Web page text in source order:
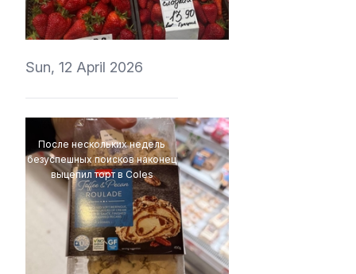
ValeryVino
Sun, 12 April 2026
После нескольких недель
безуспешных поисков наконец
выцепил торт в Coles